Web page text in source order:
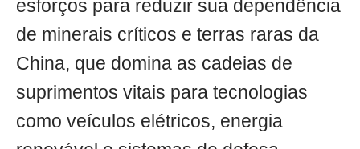
esforços para reduzir sua dependência
de minerais críticos e terras raras da
China, que domina as cadeias de
suprimentos vitais para tecnologias
como veículos elétricos, energia